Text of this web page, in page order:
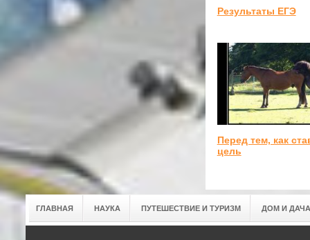
Результаты ЕГЭ
Перед тем, как
цель
ГЛАВНАЯ НАУКА ПУТЕШЕСТВИЕ И ТУРИЗМ ДОМ И ДАЧА